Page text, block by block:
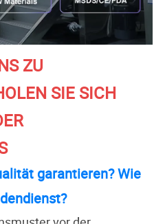
ZU
SIE SICH
garantieren? Wie